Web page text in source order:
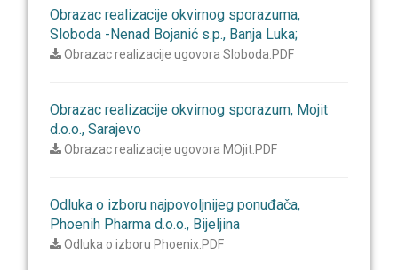
Obrazac realizacije okvirnog sporazuma,
Sloboda -Nenad Bojanić s.p., Banja Luka;
Obrazac realizacije ugovora Sloboda.PDF
Obrazac realizacije okvirnog sporazum, Mojit
d.o.o., Sarajevo
Obrazac realizacije ugovora MOjit.PDF
Odluka o izboru najpovoljnijeg ponuđača,
Phoenih Pharma d.o.o., Bijeljina
Odluka o izboru Phoenix.PDF